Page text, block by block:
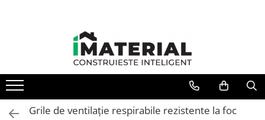
Grile de ventilație respirabile rezistente la foc